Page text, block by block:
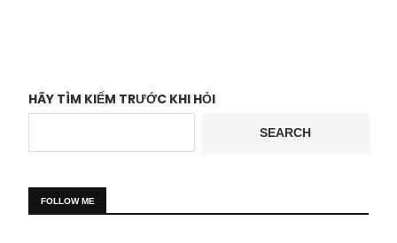
HÃY TÌM KIẾM TRƯỚC KHI HỎI
SEARCH
FOLLOW ME